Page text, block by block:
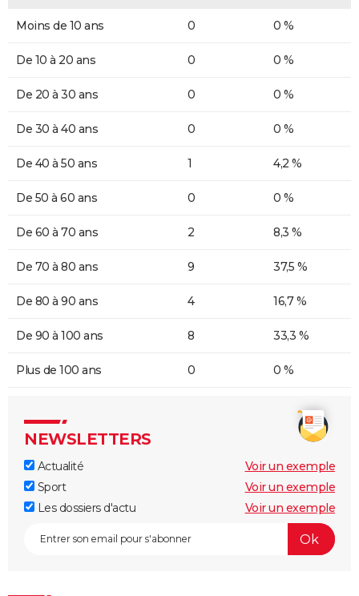
Moins de 10 ans 0 0 %
De 10 à 20 ans 0 0 %
De 20 à 30 ans 0 0 %
De 30 à 40 ans 0 0 %
De 40 à 50 ans 1 4,2 %
De 50 à 60 ans 0 0 %
De 60 à 70 ans 2 8,3 %
De 70 à 80 ans 9 37,5 %
De 80 à 90 ans 4 16,7 %
De 90 à 100 ans 8 33,3 %
Plus de 100 ans 0 0 %
NEWSLETTERS
Actualité
Voir un exemple
Sport
Voir un exemple
Les dossiers d'actu
Voir un exemple